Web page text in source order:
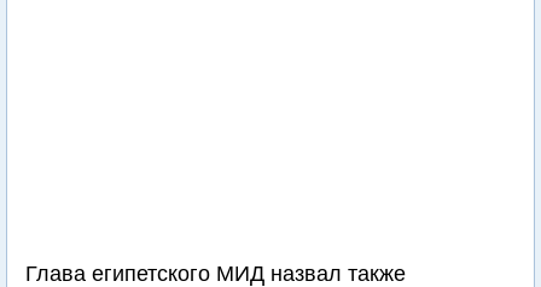
Глава египетского МИД назвал также